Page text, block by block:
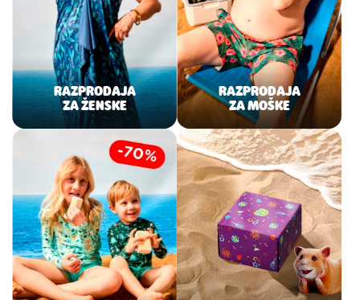
RAZPRODAJA
ZA ŽENSKE
RAZPRODAJA
ZA MOŠKE